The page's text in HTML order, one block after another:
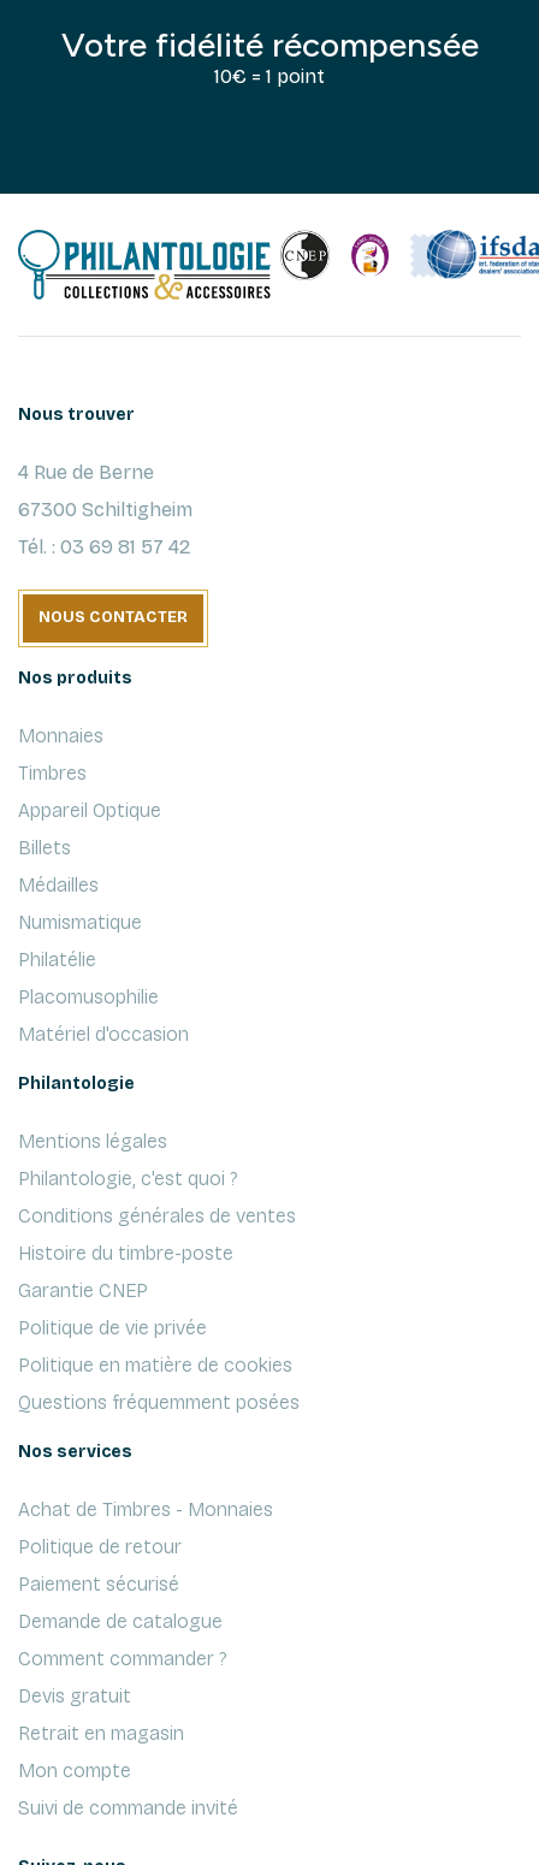
Votre fidélité récompensée
10€ = 1 point
Nous trouver
4 Rue de Berne
67300 Schiltigheim
Tél. : 03 69 81 57 42
NOUS CONTACTER
Nos produits
Monnaies
Timbres
Appareil Optique
Billets
Médailles
Numismatique
Philatélie
Placomusophilie
Matériel d'occasion
Philantologie
Mentions légales
Philantologie, c'est quoi ?
Conditions générales de ventes
Histoire du timbre-poste
Garantie CNEP
Politique de vie privée
Politique en matière de cookies
Questions fréquemment posées
Nos services
Achat de Timbres - Monnaies
Politique de retour
Paiement sécurisé
Demande de catalogue
Comment commander ?
Devis gratuit
Retrait en magasin
Mon compte
Suivi de commande invité